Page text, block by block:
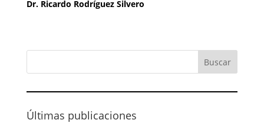
Dr. Ricardo Rodríguez Silvero
Últimas publicaciones